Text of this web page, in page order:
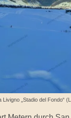
Livigno „Stadio del Fondo“